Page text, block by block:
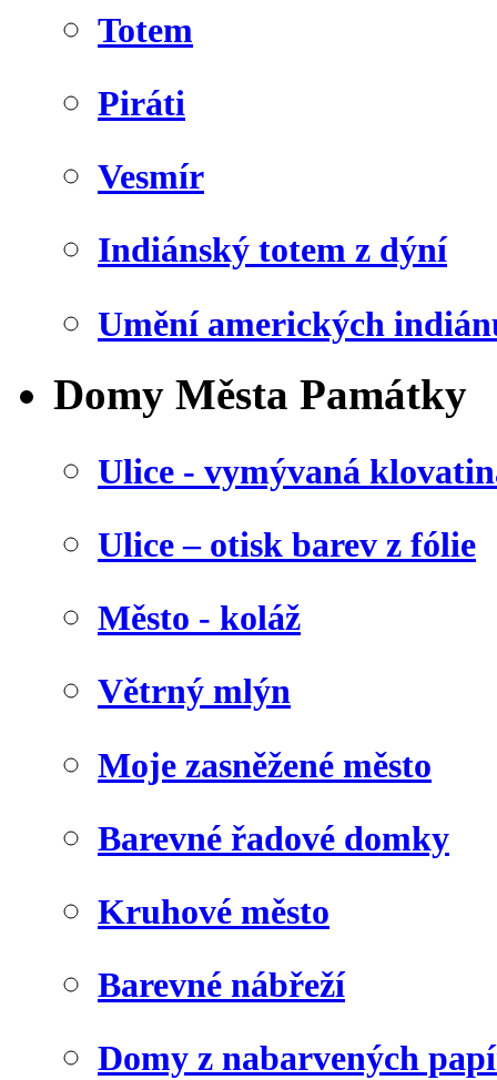
Totem
Piráti
Vesmír
Indiánský totem z dýní
Umění amerických
Domy Města Památky
Ulice - vymývaná
Ulice – otisk barev z fólie
Město - koláž
Větrný mlýn
Moje zasněžené město
Barevné řadové domky
Kruhové město
Barevné nábřeží
Domy z nabarvených